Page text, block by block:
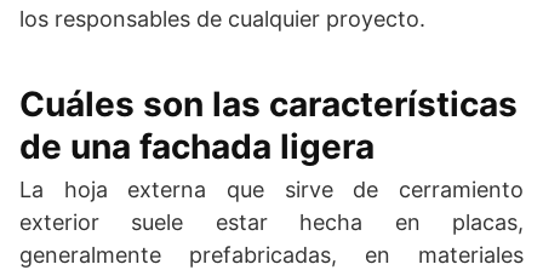
los responsables de cualquier proyecto.
Cuáles son las características
de una fachada ligera
La hoja externa que sirve de cerramiento
exterior suele estar hecha en placas,
generalmente prefabricadas, en materiales